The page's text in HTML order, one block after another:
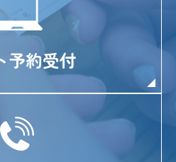
予約受付